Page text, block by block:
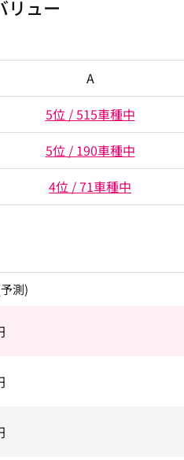
リュー
A
5位 / 515車種中
5位 / 190車種中
4位 / 71車種中
測)